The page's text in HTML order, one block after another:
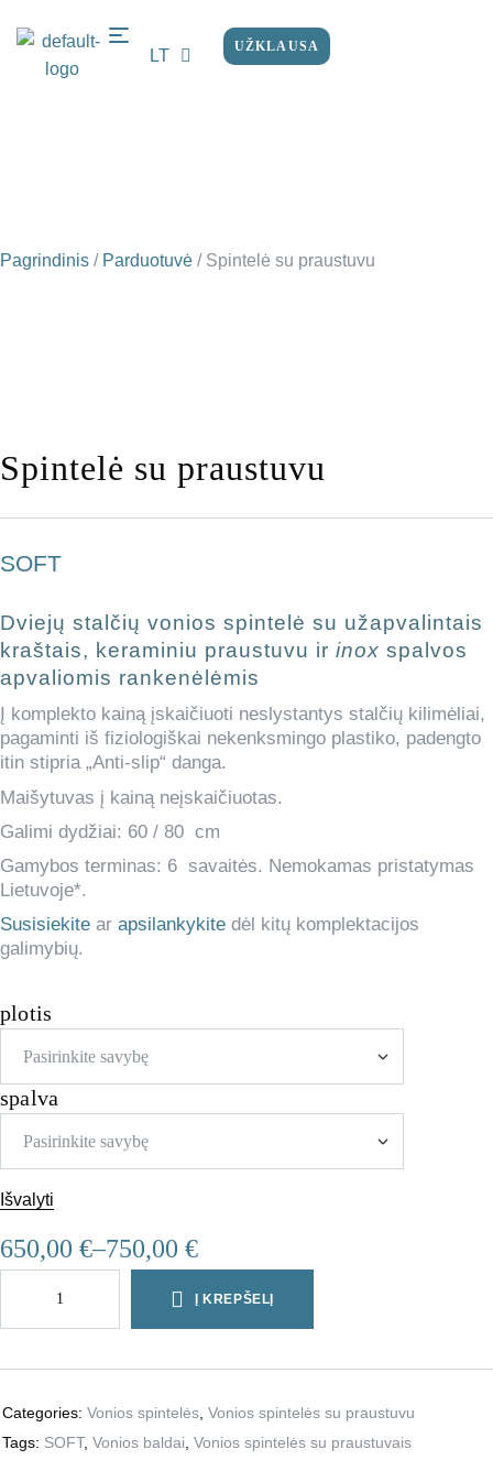
LT
EN
UŽKLAUSA
Pagrindinis / Parduotuvė / Spintelė su praustuvu
Spintelė su praustuvu
SOFT
Dviejų stalčių vonios spintelė su užapvalintais
kraštais, keraminiu praustuvu ir inox spalvos
apvaliomis rankenėlėmis
Į komplekto kainą įskaičiuoti neslystantys stalčių kilimėliai,
pagaminti iš fiziologiškai nekenksmingo plastiko, padengto
itin stipria „Anti-slip“ danga.
Maišytuvas į kainą neįskaičiuotas.
Galimi dydžiai: 60 / 80 cm
Gamybos terminas: 6 savaitės. Nemokamas pristatymas
Lietuvoje*.
Susisiekite ar apsilankykite dėl kitų komplektacijos
galimybių.
plotis
spalva
Išvalyti
650,00 €–750,00 €
Į KREPŠELĮ
Categories: Vonios spintelės, Vonios spintelės su praustuvu
Tags: SOFT, Vonios baldai, Vonios spintelės su praustuvais